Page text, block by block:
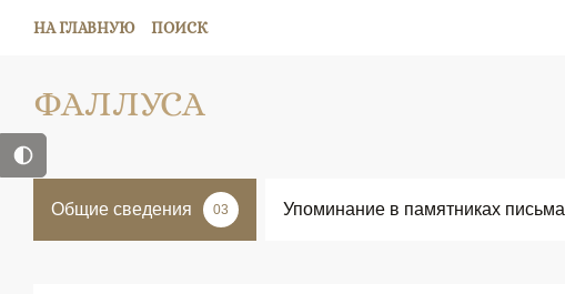
НА ГЛАВНУЮ ПОИСК
ФАЛЛУСА
Общие сведения 03 Упоминание в памятниках письма